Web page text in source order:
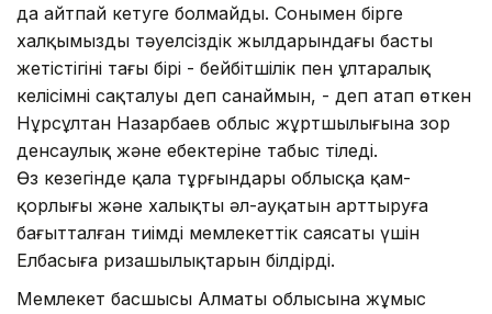
да айтпай кетуге болмайды. Сонымен бірге
халқымыздың тәуелсіздік жылдарындағы басты
жетістігінің тағы бірі - бейбітшілік пен ұлтаралық
келісімнің сақталуы деп санаймын, - деп атап өткен
Нұрсұлтан Назарбаев облыс жұртшылығына зор
денсаулық және еңбектеріне табыс тіледі.
Өз кезегінде қала тұрғындары облысқа қам­
қорлығы және халықтың әл-ауқатын арттыруға
бағытталған тиімді мемлекеттік саясаты үшін
Елбасыға ризашылықтарын білдірді.
Мемлекет басшысы Алматы облысына жұмыс